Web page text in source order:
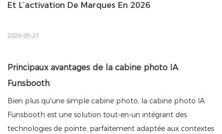
Et L’activation De Marques En 2026
2026-05-21
Principaux avantages de la cabine photo IA
Funsbooth
Bien plus qu'une simple cabine photo, la cabine photo IA
Funsbooth est une solution tout-en-un intégrant des
technologies de pointe, parfaitement adaptée aux contextes